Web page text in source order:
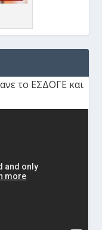
το ΕΣΔΟΓΕ και